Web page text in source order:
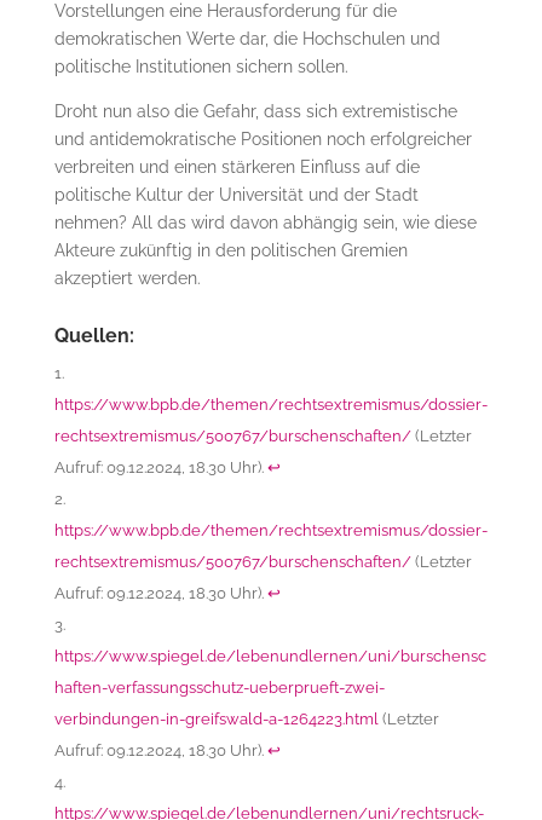
Vorstellungen eine Herausforderung für die
demokratischen Werte dar, die Hochschulen und
politische Institutionen sichern sollen.
Droht nun also die Gefahr, dass sich extremistische
und antidemokratische Positionen noch erfolgreicher
verbreiten und einen stärkeren Einfluss auf die
politische Kultur der Universität und der Stadt
nehmen? All das wird davon abhängig sein, wie diese
Akteure zukünftig in den politischen Gremien
akzeptiert werden.
Quellen:
https://www.bpb.de/themen/rechtsextremismus/dossier-
rechtsextremismus/500767/burschenschaften/(Letzter
Aufruf: 09.12.2024, 18.30 Uhr). ↩︎
https://www.bpb.de/themen/rechtsextremismus/dossier-
rechtsextremismus/500767/burschenschaften/(Letzter
Aufruf: 09.12.2024, 18.30 Uhr). ↩︎
https://www.spiegel.de/lebenundlernen/uni/burschensc
haften-verfassungsschutz-ueberprueft-zwei-
verbindungen-in-greifswald-a-1264223.html(Letzter
Aufruf: 09.12.2024, 18.30 Uhr). ↩︎
https://www.spiegel.de/lebenundlernen/uni/rechtsruck-